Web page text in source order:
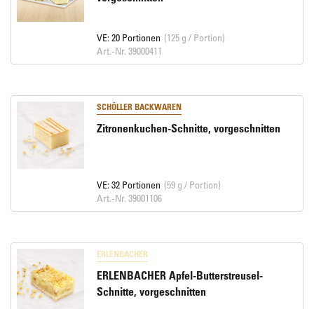
VE: 20 Portionen (125 g / Portion)
Art.-Nr. 39000411
SCHÖLLER BACKWAREN
Zitronenkuchen-Schnitte, vorgeschnitten
VE: 32 Portionen (59 g / Portion)
Art.-Nr. 39001106
ERLENBACHER
ERLENBACHER Apfel-Butterstreusel-
Schnitte, vorgeschnitten